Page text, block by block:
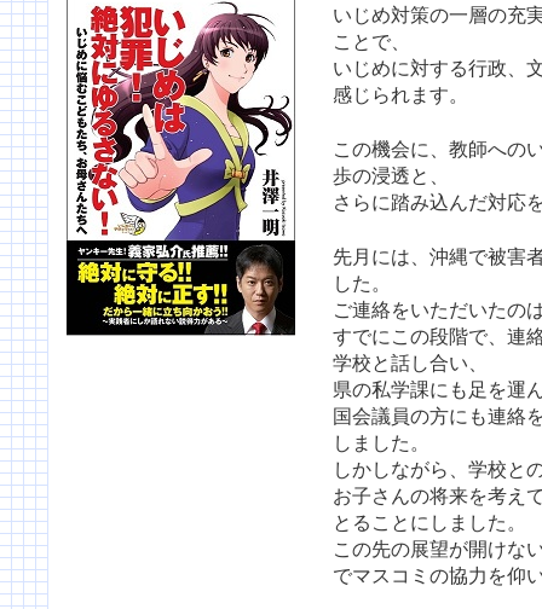
いじめ対策の一層の充
ことで、
いじめに対する行政、
感じられます。
この機会に、教師への
歩の浸透と、
さらに踏み込んだ対応
先月には、沖縄で被害
した。
ご連絡をいただいたの
すでにこの段階で、連
学校と話し合い、
県の私学課にも足を運
国会議員の方にも連絡
しました。
しかしながら、学校と
お子さんの将来を考え
とることにしました。
この先の展望が開けな
でマスコミの協力を仰